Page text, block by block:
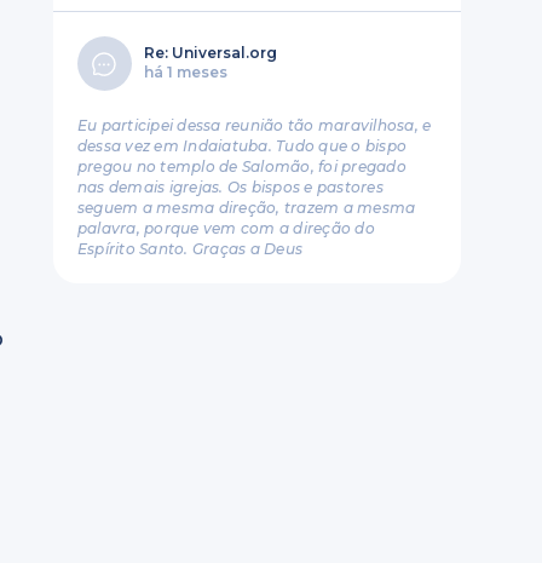
Re: Universal.org
há 1 meses
Eu participei dessa reunião tão maravilhosa, e
dessa vez em Indaiatuba. Tudo que o bispo
pregou no templo de Salomão, foi pregado
nas demais igrejas. Os bispos e pastores
seguem a mesma direção, trazem a mesma
palavra, porque vem com a direção do
Espírito Santo. Graças a Deus